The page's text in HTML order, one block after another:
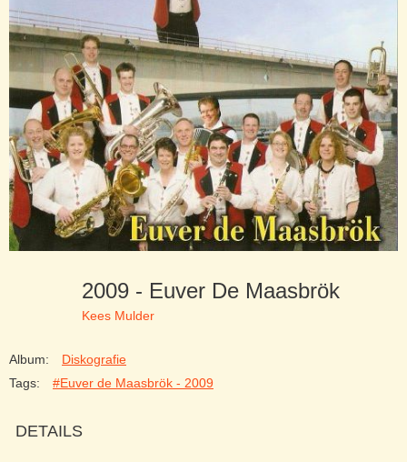
2009 - Euver De Maasbrök
Kees Mulder
Album:
Diskografie
Tags:
#Euver de Maasbrök - 2009
DETAILS